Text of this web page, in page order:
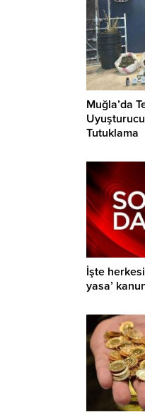
Muğla’da
Tutuklama
İşte
yasa’